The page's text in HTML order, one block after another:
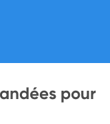
pour